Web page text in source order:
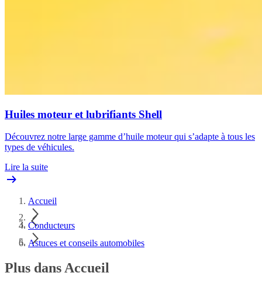
Huiles moteur et lubrifiants Shell
Découvrez notre large gamme d’huile moteur qui s’adapte à tous les
types de véhicules.
Lire la suite
Accueil
Conducteurs
Astuces et conseils automobiles
Plus dans Accueil